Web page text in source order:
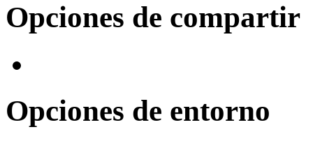
Opciones de compartir
Opciones de entorno